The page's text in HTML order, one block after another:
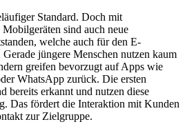
Standard. Doch mit
sind auch neue
welche auch für den E-
jüngere Menschen nutzen kaum
greifen bevorzugt auf Apps wie
WhatsApp zurück. Die ersten
bereits erkannt und nutzen diese
Das fördert die Interaktion mit Kunden
zur Zielgruppe.